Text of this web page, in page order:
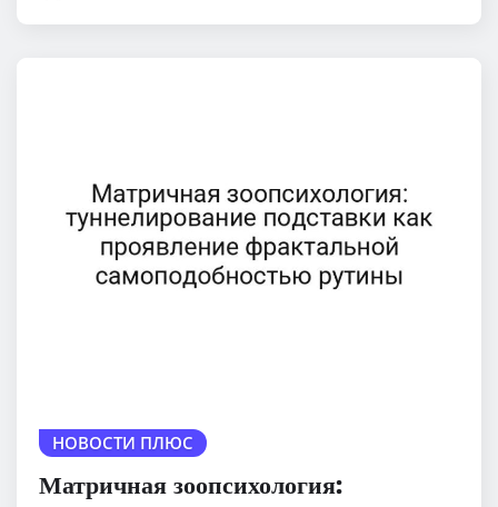
НОВОСТИ ПЛЮС
Матричная зоопсихология: